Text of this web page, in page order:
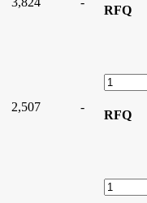
RFQ
2,507 -
RFQ